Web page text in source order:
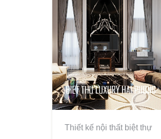
Thiết kế nội thất biệt thự